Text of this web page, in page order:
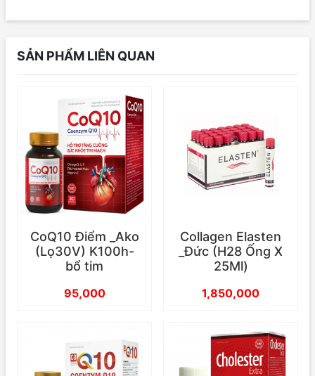
SẢN PHẨM LIÊN QUAN
CoQ10 Điểm _Ako
(Lọ30V) K100h-
bổ tim
95,000
Collagen Elasten
_Đức (H28 Ống X
25Ml)
1,850,000